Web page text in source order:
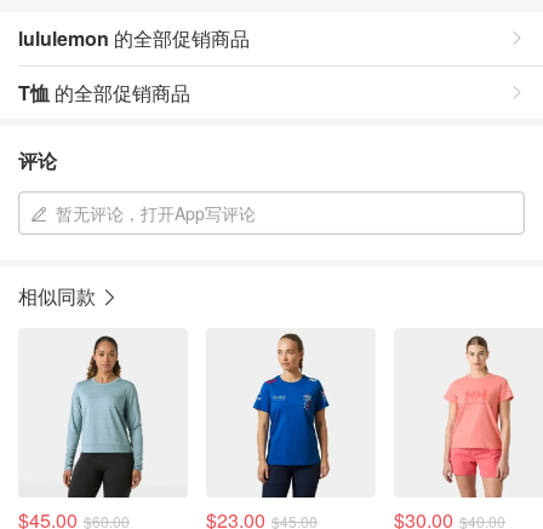
lululemon 的全部促销商品
T恤 的全部促销商品
评论
暂无评论，打开App写评论
相似同款
$45.00 $60.00 $23.00 $45.00 $30.00 $40.00